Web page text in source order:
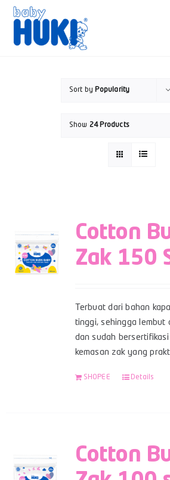
Skip
content
Sort by Popularity
Show 24 Products
Cotton
Zak 150
Terbuat dari bahan
tinggi, sehingga lembut
dan sudah
kemasan zak yang
SHOPEE Details
Cotton